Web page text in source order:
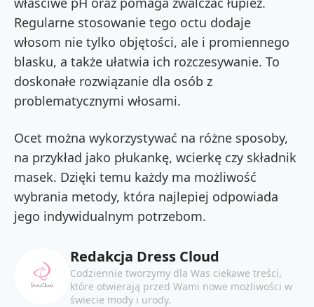
Regularne stosowanie tego octu dodaje
włosom nie tylko objętości, ale i promiennego
blasku, a także ułatwia ich rozczesywanie. To
doskonałe rozwiązanie dla osób z
problematycznymi włosami.
Ocet można wykorzystywać na różne sposoby,
na przykład jako płukankę, wcierkę czy składnik
masek. Dzięki temu każdy ma możliwość
wybrania metody, która najlepiej odpowiada
jego indywidualnym potrzebom.
Redakcja Dress Cloud
Codziennie tworzymy dla Was ciekawe treści,
które otwierają przed Wami nowe możliwości w
świecie mody i urody.